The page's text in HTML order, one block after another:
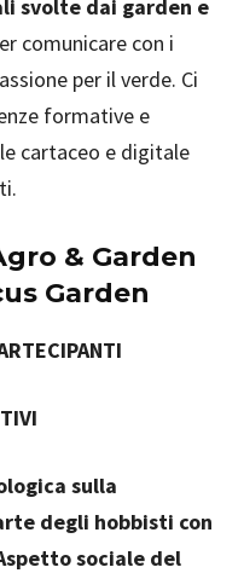
svolte dai garden e
comunicare con i
per il verde. Ci
formative e
cartaceo e digitale
& Garden
Garden
sulla
degli hobbisti con
sociale del